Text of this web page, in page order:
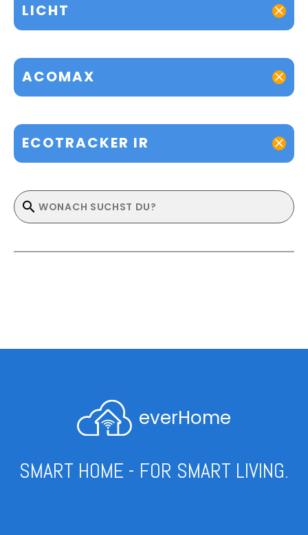
LICHT
ACOMAX
ECOTRACKER IR
everHome
SMART HOME - FOR SMART LIVING.